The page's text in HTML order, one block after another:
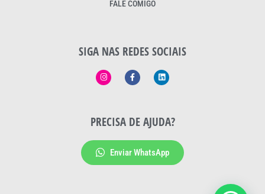
FALE COMIGO
SIGA NAS REDES SOCIAIS
PRECISA DE AJUDA?
Enviar WhatsApp